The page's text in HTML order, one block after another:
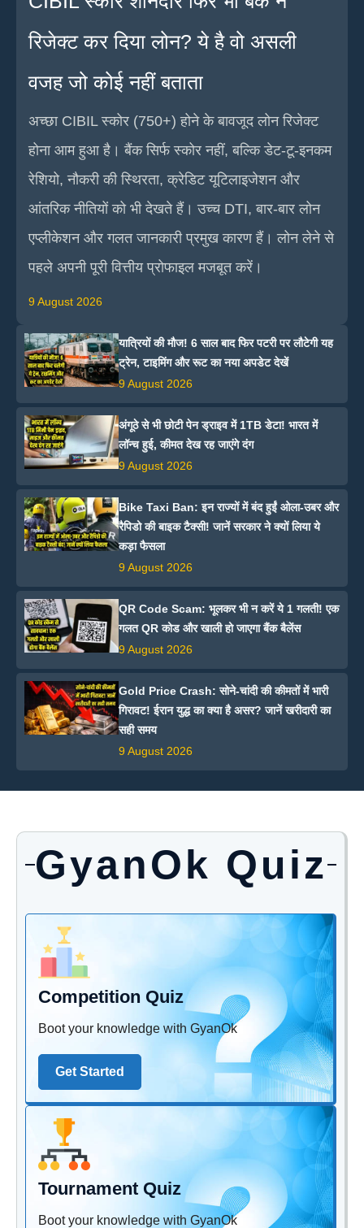
रिजेक्ट कर दिया लोन? ये है वो असली
वजह जो कोई नहीं बताता
अच्छा CIBIL स्कोर (750+) होने के बावजूद लोन रिजेक्ट
होना आम हुआ है। बैंक सिर्फ स्कोर नहीं, बल्कि डेट-टू-इनकम
रेशियो, नौकरी की स्थिरता, क्रेडिट यूटिलाइजेशन और
आंतरिक नीतियों को भी देखते हैं। उच्च DTI, बार-बार लोन
एप्लीकेशन और गलत जानकारी प्रमुख कारण हैं। लोन लेने से
पहले अपनी पूरी वित्तीय प्रोफाइल मजबूत करें।
9 August 2026
यात्रियों की मौज! 6 साल बाद फिर पटरी पर लौटेगी यह
ट्रेन, टाइमिंग और रूट का नया अपडेट देखें
9 August 2026
अंगूठे से भी छोटी पेन ड्राइव में 1TB डेटा! भारत में
लॉन्च हुई, कीमत देख रह जाएंगे दंग
9 August 2026
Bike Taxi Ban: इन राज्यों में बंद हुईं ओला-उबर और
रैपिडो की बाइक टैक्सी! जानें सरकार ने क्यों लिया ये
कड़ा फैसला
9 August 2026
QR Code Scam: भूलकर भी न करें ये 1 गलती! एक
गलत QR कोड और खाली हो जाएगा बैंक बैलेंस
9 August 2026
Gold Price Crash: सोने-चांदी की कीमतों में भारी
गिरावट! ईरान युद्ध का क्या है असर? जानें खरीदारी का
सही समय
9 August 2026
GyanOk Quiz
Competition Quiz
Boot your knowledge with GyanOk
Get Started
Tournament Quiz
Boot your knowledge with GyanOk